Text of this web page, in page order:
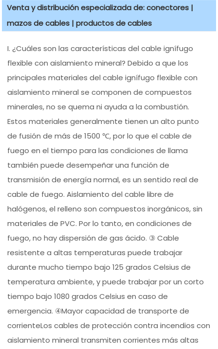
Venta y distribución especializada de: conectores |
mazos de cables | productos de cables
I. ¿Cuáles son las características del cable ignífugo
flexible con aislamiento mineral? Debido a que los
principales materiales del cable ignífugo flexible con
aislamiento mineral se componen de compuestos
minerales, no se quema ni ayuda a la combustión.
Estos materiales generalmente tienen un alto punto
de fusión de más de 1500 ℃, por lo que el cable de
fuego en el tiempo para las condiciones de llama
también puede desempeñar una función de
transmisión de energía normal, es un sentido real de
cable de fuego. Aislamiento del cable libre de
halógenos, el relleno son compuestos inorgánicos, sin
materiales de PVC. Por lo tanto, en condiciones de
fuego, no hay dispersión de gas ácido. ③ Cable
resistente a altas temperaturas puede trabajar
durante mucho tiempo bajo 125 grados Celsius de
temperatura ambiente, y puede trabajar por un corto
tiempo bajo 1080 grados Celsius en caso de
emergencia. ④Mayor capacidad de transporte de
corrienteLos cables de protección contra incendios con
aislamiento mineral transmiten corrientes más altas